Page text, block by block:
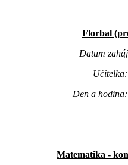
Florbal
Datum
Den a
Matematika -